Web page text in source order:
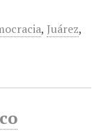
, Juárez,